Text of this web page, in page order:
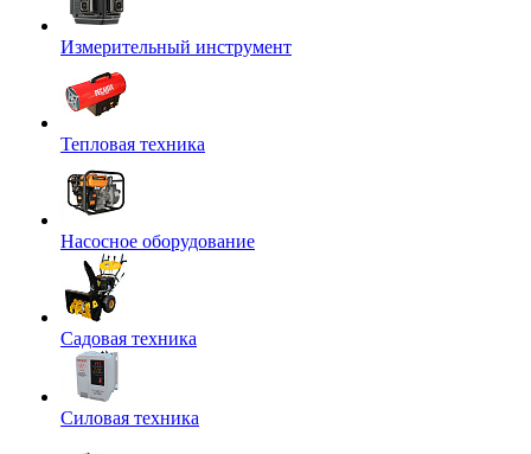
Измерительный инструмент
Тепловая техника
Насосное оборудование
Садовая техника
Силовая техника